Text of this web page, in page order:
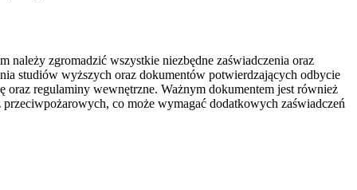
zgromadzić wszystkie niezbędne zaświadczenia oraz
studiów wyższych oraz dokumentów potwierdzających odbycie
regulaminy wewnętrzne. Ważnym dokumentem jest również
co może wymagać dodatkowych zaświadczeń